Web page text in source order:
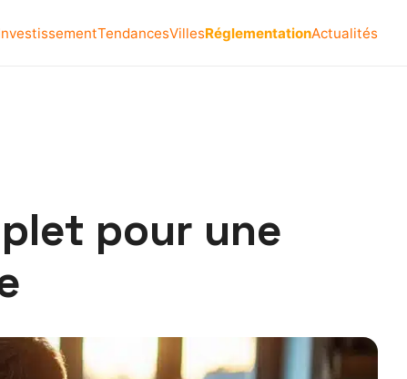
TendancesVillesRéglementationActualités
pour une